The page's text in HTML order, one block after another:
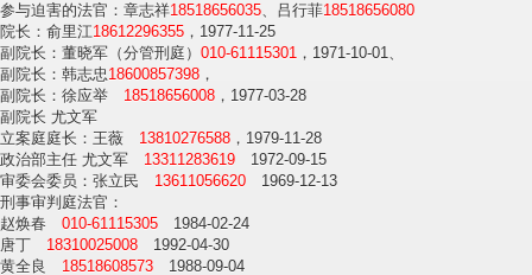
参与迫害的法官：章志祥18518656035、吕行菲18518656080
院长：俞里江18612296355 ，1977-11-25
副院长：董晓军（分管刑庭） 010-61115301 ，1971-10-01、
副院长：韩志忠18600857398 ，
副院长：徐应举 18518656008 ，1977-03-28
副院长 尤文军
立案庭庭长：王薇 13810276588 ，1979-11-28
政治部主任 尤文军 13311283619 1972-09-15
审委会委员：张立民 13611056620 1969-12-13
刑事审判庭法官：
赵焕春 010-61115305 1984-02-24
唐丁 18310025008 1992-04-30
黄全良 18518608573 1988-09-04